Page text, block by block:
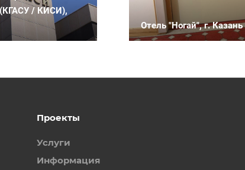
(КГАСУ / КИСИ),
Отель "Ногай", г. Казань
Проекты
Услуги
Информация